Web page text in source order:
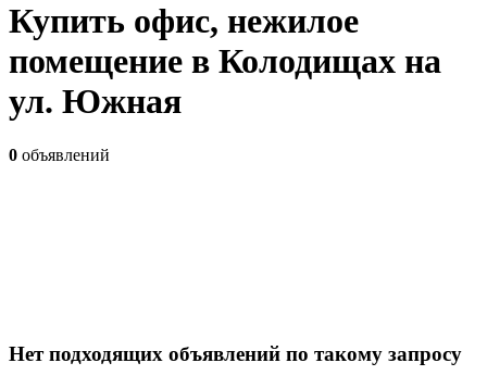
Купить офис, нежилое
помещение в Колодищах на
ул. Южная
0 объявлений
Нет подходящих объявлений по такому запросу